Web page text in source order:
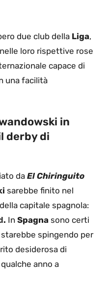
due club della Liga,
loro rispettive rose
capace di
una facilità
in
derby di
da El Chiringuito
sarebbe finito nel
capitale spagnola:
. In Spagna sono certi
spingendo per
desiderosa di
anno a